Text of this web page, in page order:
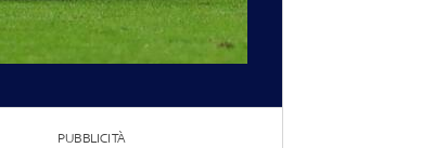
PUBBLICITÀ